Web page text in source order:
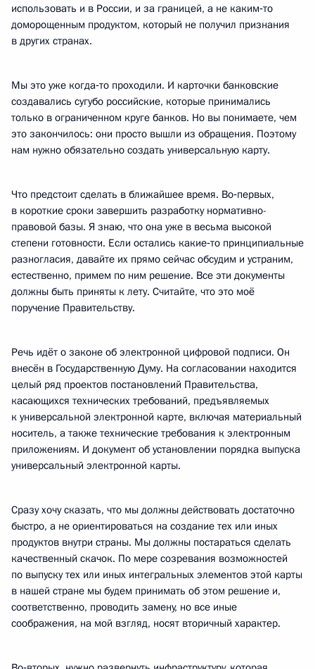
использовать и в России, и за границей, а не каким‑то
доморощенным продуктом, который не получил признания
в других странах.
Мы это уже когда‑то проходили. И карточки банковские
создавались сугубо российские, которые принимались
только в ограниченном круге банков. Но вы понимаете, чем
это закончилось: они просто вышли из обращения. Поэтому
нам нужно обязательно создать универсальную карту.
Что предстоит сделать в ближайшее время. Во‑первых,
в короткие сроки завершить разработку нормативно-
правовой базы. Я знаю, что она уже в весьма высокой
степени готовности. Если остались какие‑то принципиальные
разногласия, давайте их прямо сейчас обсудим и устраним,
естественно, примем по ним решение. Все эти документы
должны быть приняты к лету. Считайте, что это моё
поручение Правительству.
Речь идёт о законе об электронной цифровой подписи. Он
внесён в Государственную Думу. На согласовании находится
целый ряд проектов постановлений Правительства,
касающихся технических требований, предъявляемых
к универсальной электронной карте, включая материальный
носитель, а также технические требования к электронным
приложениям. И документ об установлении порядка выпуска
универсальный электронной карты.
Сразу хочу сказать, что мы должны действовать достаточно
быстро, а не ориентироваться на создание тех или иных
продуктов внутри страны. Мы должны постараться сделать
качественный скачок. По мере созревания возможностей
по выпуску тех или иных интегральных элементов этой карты
в нашей стране мы будем принимать об этом решение и,
соответственно, проводить замену, но все иные
соображения, на мой взгляд, носят вторичный характер.